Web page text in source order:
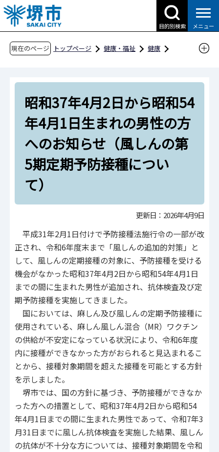
こ
の
ペ
目的別検索 メニュー
現在のページ トップページ 健康・福祉
健康
堺市が実施している予防接種
昭和37年4月2日から昭和54年4月1日生まれの男
性の方へのお知らせ（風しんの第5期定期予防
接種について）
昭和37年4月2日から昭和54
年4月1日生まれの男性の方
へのお知らせ（風しんの第
5期定期予防接種につい
て）
更新日：2026年4月9日
平成31年2月1日付けで予防接種法施行令の一部が改
正され、令和6年度末まで「風しんの追加的対策」と
して、風しんの定期接種の対象に、予防接種を受ける
機会がなかった昭和37年4月2日から昭和54年4月1日
までの間に生まれた男性が追加され、抗体検査及び定
期予防接種を実施してきました。
国においては、麻しん及び風しんの定期予防接種に
使用されている、麻しん風しん混合（MR）ワクチン
の供給が不安定になっている状況により、令和6年度
内に接種ができなかった方がおられると見込まれるこ
とから、接種対象期間を超えた接種を可能とする方針
を示しました。
堺市では、国の方針に基づき、予防接種ができなか
った方への措置として、昭和37年4月2日から昭和54
年4月1日までの間に生まれた男性であって、令和7年3
月31日までに風しん抗体検査を実施した結果、風しん
の抗体が不十分な方については、接種対象期間を令和